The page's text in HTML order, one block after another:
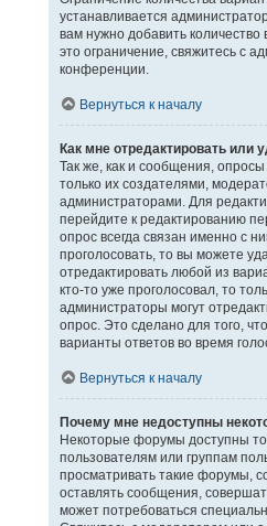
устанавливается
вам нужно добавить
это ограничение, свяжитесь с
конференции.
Вернуться к началу
Как мне отредактировать или
Так же, как и сообщения, опросы
только их создателями,
администраторами. Для
перейдите к редактированию
опрос всегда связан именно с
проголосовать, то вы можете
отредактировать любой из
кто-то уже проголосовал, то
администраторы могут
опрос. Это сделано для того,
варианты ответов во время
Вернуться к началу
Почему мне недоступны
Некоторые форумы доступны
пользователям или группам
просматривать такие форумы,
оставлять сообщения,
может потребоваться